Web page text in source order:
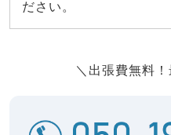
ださい。
＼出張費無料